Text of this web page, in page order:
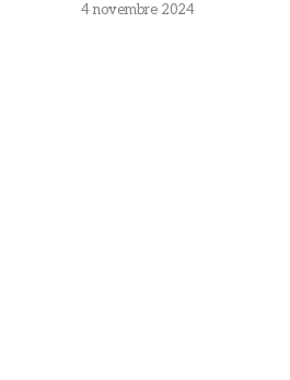
4 novembre 2024